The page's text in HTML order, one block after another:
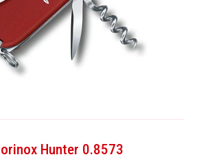
Hunter 0.8573